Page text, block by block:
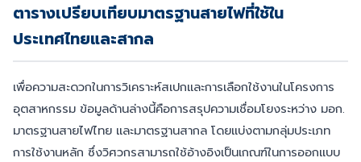
ตารางเปรียบเทียบมาตรฐานสายไฟที่ใช้ใน
ประเทศไทยและสากล
เพื่อความสะดวกในการวิเคราะห์สเปกและการเลือกใช้งานในโครงการ
อุตสาหกรรม ข้อมูลด้านล่างนี้คือการสรุปความเชื่อมโยงระหว่าง มอก.
มาตรฐานสายไฟไทย และมาตรฐานสากล โดยแบ่งตามกลุ่มประเภท
การใช้งานหลัก ซึ่งวิศวกรสามารถใช้อ้างอิงเป็นเกณฑ์ในการออกแบบ